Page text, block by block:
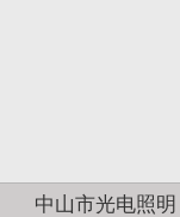
中山市光电照明